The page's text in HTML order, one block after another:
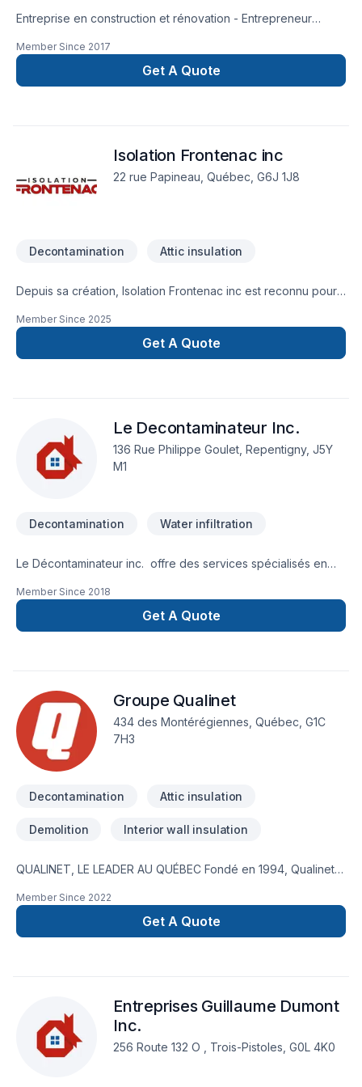
Entreprise en construction et rénovation - Entrepreneur
Member Since 2017
Get A Quote
Isolation Frontenac inc
22 rue Papineau, Québec, G6J 1J8
Decontamination Attic insulation
Depuis sa création, Isolation Frontenac inc est reconnu pour
desservons Bas St-Laurent,Capitale-Nationale,Centre du
Québec,Chaudière-Appalaches,Côte
ensemble vos idées en réalité. Contactez-nous dès
maintenant.
Member Since 2025
Get A Quote
Le Decontaminateur Inc.
136 Rue Philippe Goulet, Repentigny, J5Y
M1
Decontamination Water infiltration
Le Décontaminateur inc. offre des services spécialisés en
Member Since 2018
Get A Quote
Groupe Qualinet
434 des Montérégiennes, Québec, G1C
7H3
Decontamination Attic insulation
Demolition Interior wall insulation
QUALINET, LE LEADER AU QUÉBEC Fondé en 1994, Qualinet
autre entreprise au Québec n'a autant de techniciens et
d'équipements de pointe pour intervenir sur les sites d'un
sinistre, peu importe son ampleur.
Member Since 2022
Get A Quote
Entreprises Guillaume Dumont
Inc.
256 Route 132 O , Trois-Pistoles, G0L 4K0